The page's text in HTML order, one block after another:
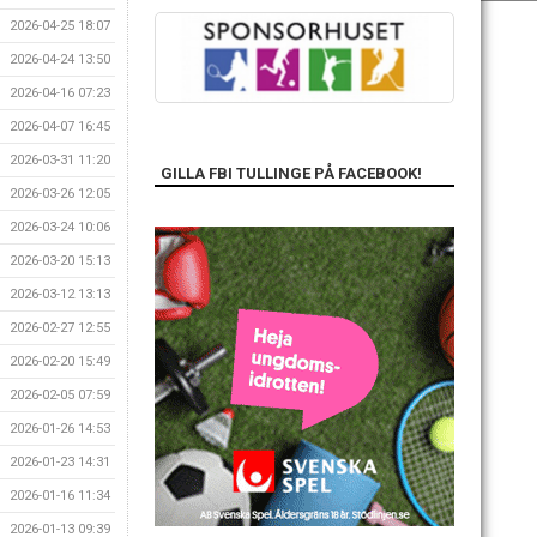
2026-04-25 18:07
2026-04-24 13:50
2026-04-16 07:23
2026-04-07 16:45
2026-03-31 11:20
2026-03-26 12:05
2026-03-24 10:06
2026-03-20 15:13
2026-03-12 13:13
2026-02-27 12:55
2026-02-20 15:49
2026-02-05 07:59
2026-01-26 14:53
2026-01-23 14:31
2026-01-16 11:34
2026-01-13 09:39
GILLA FBI TULLINGE PÅ FACEBOOK!